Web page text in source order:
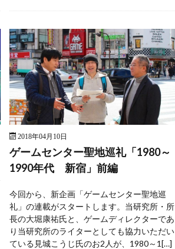
2018年04月10日
ゲームセンター聖地巡礼「1980～
1990年代 新宿」前編
今回から、新企画「ゲームセンター聖地巡
礼」の連載がスタートします。当研究所・所
長の大堀康祐氏と、ゲームディレクターであ
り当研究所のライターとしても協力いただい
ている見城こうじ氏のお2人が、1980～1[…]